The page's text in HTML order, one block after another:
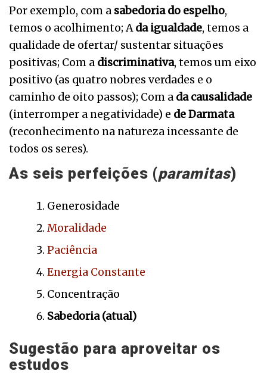
Por exemplo, com a sabedoria do espelho,
temos o acolhimento; Ada igualdade, temos a
qualidade de ofertar/ sustentar situações
positivas; Com a discriminativa, temos um eixo
positivo (as quatro nobres verdades e o
caminho de oito passos); Com a da causalidade
(interromper a negatividade) e de Darmata
(reconhecimento na natureza incessante de
todos os seres).
As seis perfeições (paramitas)
Generosidade
Moralidade
Paciência
Energia Constante
Concentração
Sabedoria (atual)
Sugestão para aproveitar os
estudos